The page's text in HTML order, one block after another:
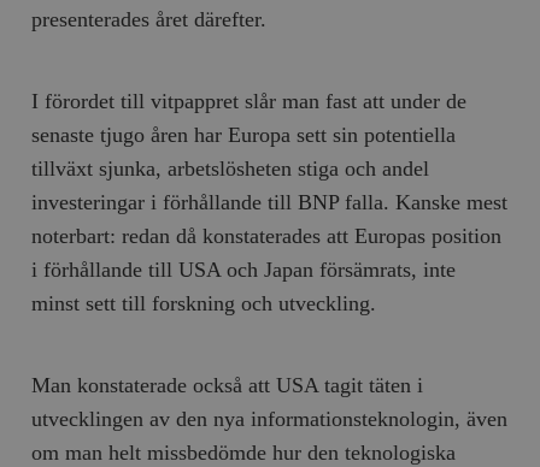
presenterades året därefter.
I förordet till vitpappret slår man fast att under de
senaste tjugo åren har Europa sett sin potentiella
tillväxt sjunka, arbetslösheten stiga och andel
investeringar i förhållande till BNP falla. Kanske mest
noterbart: redan då konstaterades att Europas position
i förhållande till USA och Japan försämrats, inte
minst sett till forskning och utveckling.
Man konstaterade också att USA tagit täten i
utvecklingen av den nya informationsteknologin, även
om man helt missbedömde hur den teknologiska